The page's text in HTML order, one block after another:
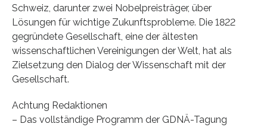
Schweiz, darunter zwei Nobelpreisträger, über
Lösungen für wichtige Zukunftsprobleme. Die 1822
gegründete Gesellschaft, eine der ältesten
wissenschaftlichen Vereinigungen der Welt, hat als
Zielsetzung den Dialog der Wissenschaft mit der
Gesellschaft.
Achtung Redaktionen
– Das vollständige Programm der GDNÄ-Tagung